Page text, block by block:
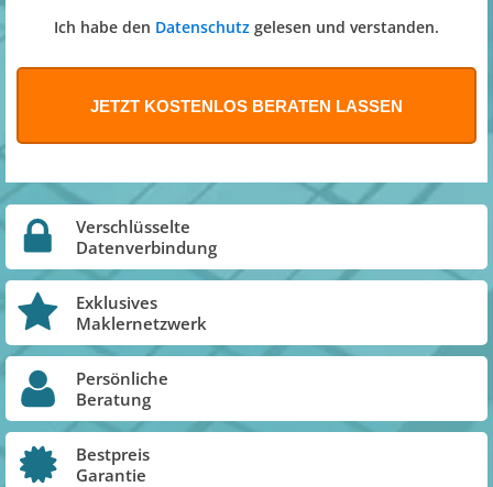
Ich habe den Datenschutz gelesen und verstanden.
Verschlüsselte
Datenverbindung
Exklusives
Maklernetzwerk
Persönliche
Beratung
Bestpreis
Garantie